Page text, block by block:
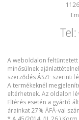
Tel:
A weboldalon
minősülnek
szerződés ÁSZF szerinti
A termékeknél
eltérhetnek. Az oldalon
Eltérés esetén a gyártó
árainkat 27% ÁFÁ-val